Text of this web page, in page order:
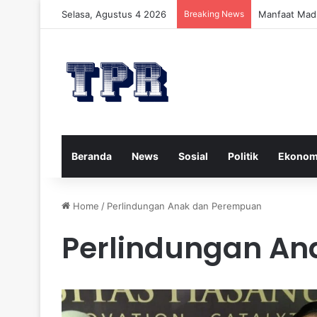
Selasa, Agustus 4 2026 Breaking News Manfaat
Beranda News Sosial Politik
Home / Perlindungan Anak dan Perempuan
Perlindungan